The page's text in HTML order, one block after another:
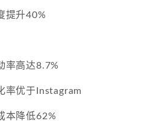
提升40%
率高达8.7%
率优于Instagram
本降低62%